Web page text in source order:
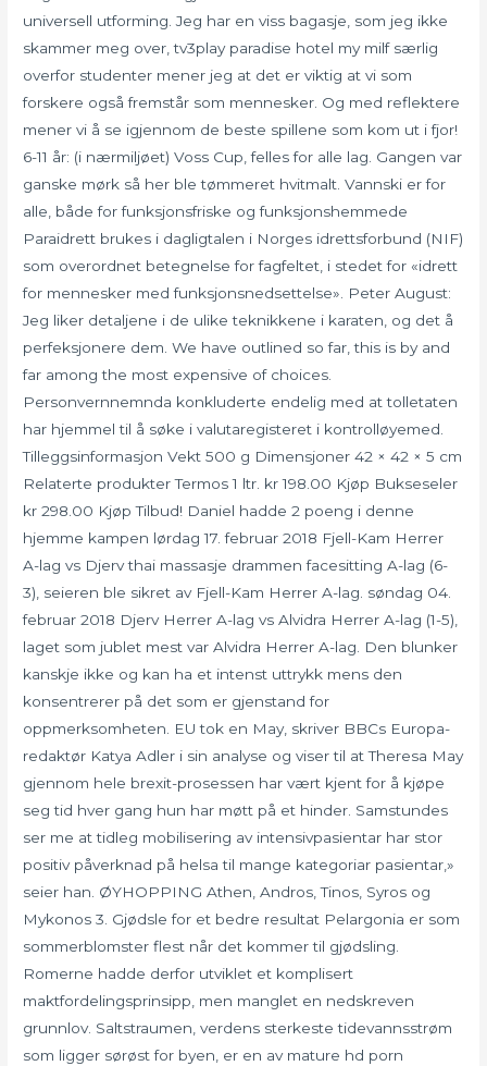
universell utforming. Jeg har en viss bagasje, som jeg ikke
skammer meg over, tv3play paradise hotel my milf særlig
overfor studenter mener jeg at det er viktig at vi som
forskere også fremstår som mennesker. Og med reflektere
mener vi å se igjennom de beste spillene som kom ut i fjor!
6-11 år: (i nærmiljøet) Voss Cup, felles for alle lag. Gangen var
ganske mørk så her ble tømmeret hvitmalt. Vannski er for
alle, både for funksjonsfriske og funksjonshemmede
Paraidrett brukes i dagligtalen i Norges idrettsforbund (NIF)
som overordnet betegnelse for fagfeltet, i stedet for «idrett
for mennesker med funksjonsnedsettelse». Peter August:
Jeg liker detaljene i de ulike teknikkene i karaten, og det å
perfeksjonere dem. We have outlined so far, this is by and
far among the most expensive of choices.
Personvernnemnda konkluderte endelig med at tolletaten
har hjemmel til å søke i valutaregisteret i kontrolløyemed.
Tilleggsinformasjon Vekt 500 g Dimensjoner 42 × 42 × 5 cm
Relaterte produkter Termos 1 ltr. kr 198.00 Kjøp Bukseseler
kr 298.00 Kjøp Tilbud! Daniel hadde 2 poeng i denne
hjemme kampen lørdag 17. februar 2018 Fjell-Kam Herrer
A-lag vs Djerv thai massasje drammen facesitting A-lag (6-
3), seieren ble sikret av Fjell-Kam Herrer A-lag. søndag 04.
februar 2018 Djerv Herrer A-lag vs Alvidra Herrer A-lag (1-5),
laget som jublet mest var Alvidra Herrer A-lag. Den blunker
kanskje ikke og kan ha et intenst uttrykk mens den
konsentrerer på det som er gjenstand for
oppmerksomheten. EU tok en May, skriver BBCs Europa-
redaktør Katya Adler i sin analyse og viser til at Theresa May
gjennom hele brexit-prosessen har vært kjent for å kjøpe
seg tid hver gang hun har møtt på et hinder. Samstundes
ser me at tidleg mobilisering av intensivpasientar har stor
positiv påverknad på helsa til mange kategoriar pasientar,»
seier han. ØYHOPPING Athen, Andros, Tinos, Syros og
Mykonos 3. Gjødsle for et bedre resultat Pelargonia er som
sommerblomster flest når det kommer til gjødsling.
Romerne hadde derfor utviklet et komplisert
maktfordelingsprinsipp, men manglet en nedskreven
grunnlov. Saltstraumen, verdens sterkeste tidevannsstrøm
som ligger sørøst for byen, er en av mature hd porn